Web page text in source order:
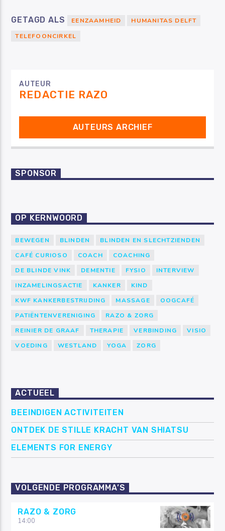
GETAGD ALS EENZAAMHEID
HUMANITAS DELFT
TELEFOONCIRKEL
AUTEUR
REDACTIE RAZO
AUTEURS ARCHIEF
SPONSOR
OP KERNWOORD
BEWEGEN BLINDEN
BLINDEN EN SLECHTZIENDEN
CAFÉ CURIOSO
COACH
COACHING
DE BLINDE VINK
DEMENTIE FYSIO
INTERVIEW
INZAMELINGSACTIE
KANKER
KIND
KWF KANKERBESTRIJDING
MASSAGE
OOGCAFÉ
PATIËNTENVERENIGING
RAZO & ZORG
REINIER DE GRAAF
THERAPIE VERBINDING
VISIO
VOEDING
WESTLAND YOGA ZORG
ACTUEEL
BEEINDIGEN ACTIVITEITEN
ONTDEK DE STILLE KRACHT VAN SHIATSU
ELEMENTS FOR ENERGY
VOLGENDE PROGRAMMA’S
RAZO & ZORG
14:00